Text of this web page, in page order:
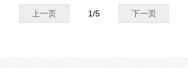
解清除，让蒸发器内部恢复洁净
畅通。
单。只需按照一定比例将清洗剂
上一页 下一页
1/5